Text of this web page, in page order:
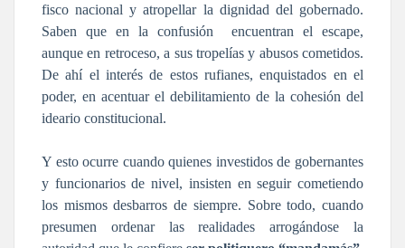
fisco nacional y atropellar la dignidad del gobernado.
Saben que en la confusión encuentran el escape,
aunque en retroceso, a sus tropelías y abusos cometidos.
De ahí el interés de estos rufianes, enquistados en el
poder, en acentuar el debilitamiento de la cohesión del
ideario constitucional.
Y esto ocurre cuando quienes investidos de gobernantes
y funcionarios de nivel, insisten en seguir cometiendo
los mismos desbarros de siempre. Sobre todo, cuando
presumen ordenar las realidades arrogándose la